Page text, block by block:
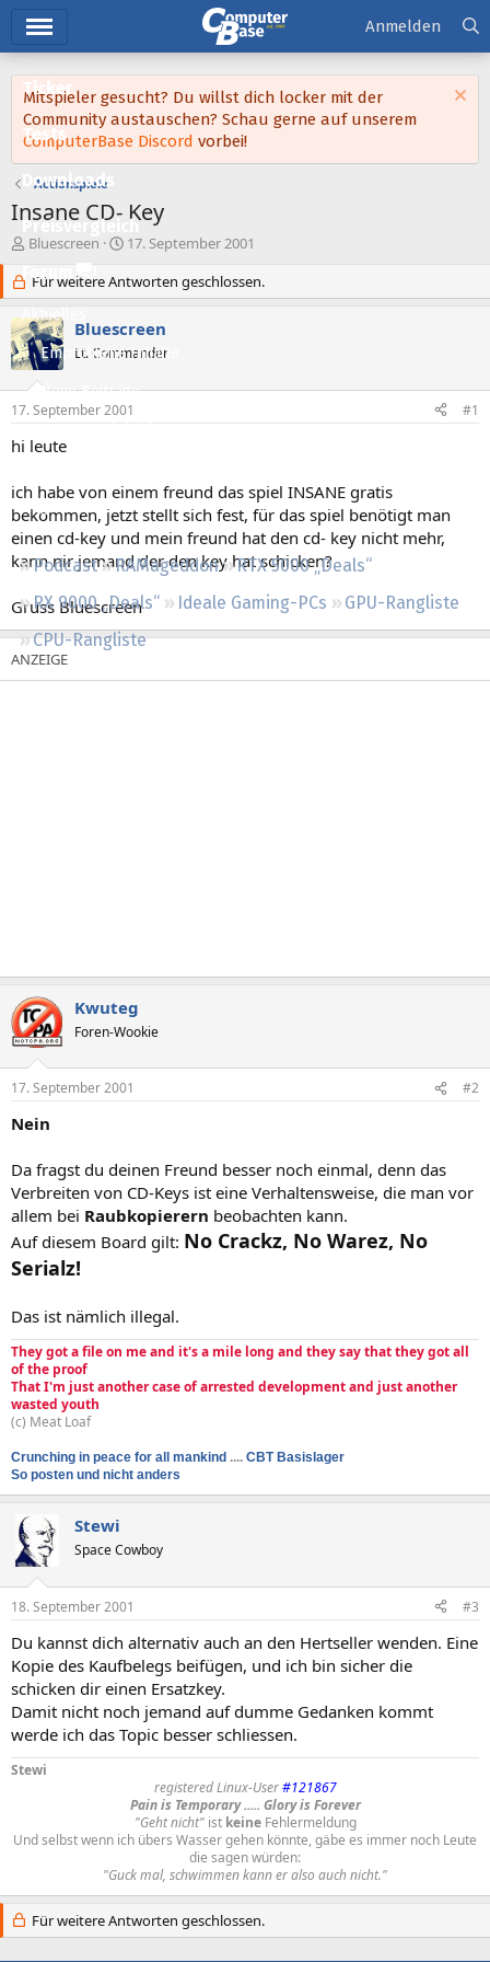
Ticker
Tests
Downloads
Preisvergleich
Forum
Aktuelles
Empfohlene Inhalte
Neue Beiträge
Neueste Aktivitäten
Regeln
Podcast RAMageddon
RTX 5000 „Deals“
RX 9000 „Deals“
Ideale Gaming-PCs
GPU-Rangliste
CPU-Rangliste
Anmelden
Mitspieler gesucht? Du willst dich locker mit der
Community austauschen? Schau gerne auf unserem
ComputerBase Discord vorbei!
Actionspiele
Insane CD- Key
E
r
s
t
e
l
l
e
Bluescreen
E
s
t
l
l
m
17. September 2001
Für weitere Antworten geschlossen.
Bluescreen
Lt. Commander
17. September 2001 #1
hi leute
ich habe von einem freund das spiel INSANE gratis
bekommen, jetzt stellt sich fest, für das spiel benötigt man
einen cd-key und mein freund hat den cd- key nicht mehr,
kann nir jemand der den key hat schicken?
Gruss Bluescreen
Kwuteg
Foren-Wookie
17. September 2001 #2
Nein
Da fragst du deinen Freund besser noch einmal, denn das
Verbreiten von CD-Keys ist eine Verhaltensweise, die man vor
allem bei Raubkopierern beobachten kann.
Auf diesem Board gilt: No Crackz, No Warez, No
Serialz!
Das ist nämlich illegal.
They got a file on me and it's a mile long and they say that they got all
of the proof
That I'm just another case of arrested development and just another
wasted youth
(c) Meat Loaf
Crunching in peace for all mankind .... CBT Basislager
So posten und nicht anders
Stewi
Space Cowboy
18. September 2001 #3
Du kannst dich alternativ auch an den Hertseller wenden. Eine
Kopie des Kaufbelegs beifügen, und ich bin sicher die
schicken dir einen Ersatzkey.
Damit nicht noch jemand auf dumme Gedanken kommt
werde ich das Topic besser schliessen.
Stewi
registered Linux-User#121867
Pain is Temporary ..... Glory is Forever
"Geht nicht"ist keineFehlermeldung
Und selbst wenn ich übers Wasser gehen könnte, gäbe es immer noch Leute
die sagen würden:
"Guck mal, schwimmen kann er also auch nicht."
Für weitere Antworten geschlossen.